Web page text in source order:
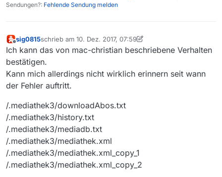
Sendungen?: Fehlende Sendung melden
Offline
sig0815schrieb am 10. Dez. 2017, 07:59
zuletzt editiert von sig081512. Okt. 2017, 08:59
Ich kann das von mac-christian beschriebene Verhalten
bestätigen.
Kann mich allerdings nicht wirklich erinnern seit wann
der Fehler auftritt.
/.mediathek3/downloadAbos.txt
/.mediathek3/history.txt
/.mediathek3/mediadb.txt
/.mediathek3/mediathek.xml
/.mediathek3/mediathek.xml_copy_1
/.mediathek3/mediathek.xml_copy_2